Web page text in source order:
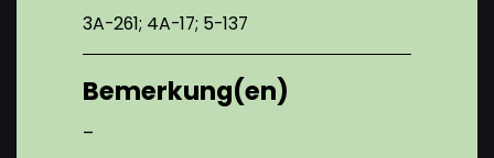
3A-261; 4A-17; 5-137
Bemerkung(en)
–